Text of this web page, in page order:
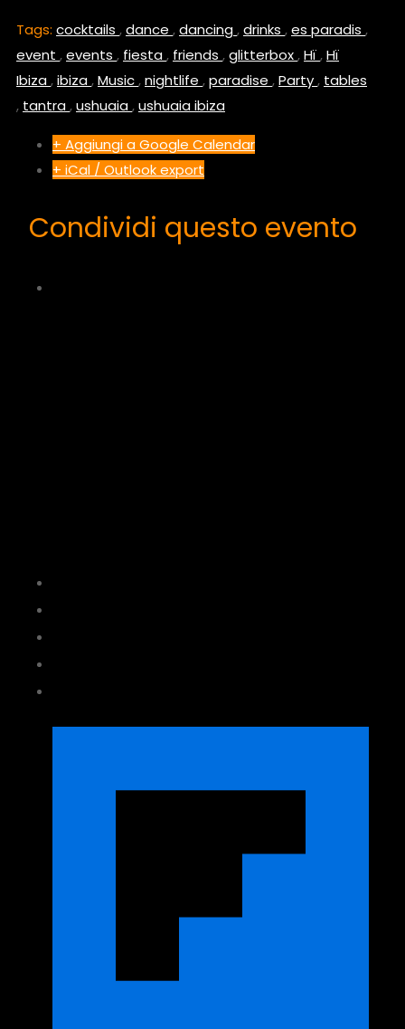
Tags: cocktails ,dance ,dancing,drinks ,es paradis ,
event ,events , fiesta, friends ,glitterbox,Hï,Hï
Ibiza,ibiza,Music,nightlife ,paradise ,Party, tables
, tantra,ushuaia,ushuaia ibiza
+ Aggiungi a Google Calendar
+ iCal / Outlook export
Condividi questo evento